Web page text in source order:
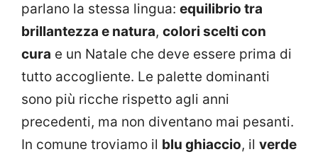
parlano la stessa lingua: equilibrio tra
brillantezza e natura, colori scelti con
cura e un Natale che deve essere prima di
tutto accogliente. Le palette dominanti
sono più ricche rispetto agli anni
precedenti, ma non diventano mai pesanti.
In comune troviamo il blu ghiaccio, il verde